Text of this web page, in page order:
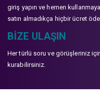
giriş yapın ve hemen
satın almadıkça hiçbir ücret
BIZE ULAŞIN
Her türlü soru ve görüşleriniz
kurabilirsiniz.